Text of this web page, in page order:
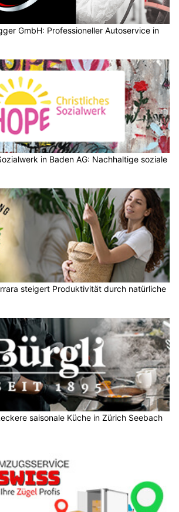
GmbH: Professioneller Autoservice in
in Baden AG: Nachhaltige soziale
steigert Produktivität durch natürliche
saisonale Küche in Zürich Seebach